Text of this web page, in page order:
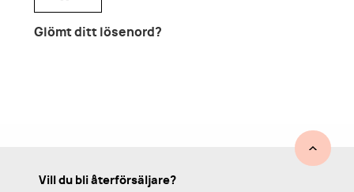
Glömt ditt lösenord?
Vill du bli återförsäljare?